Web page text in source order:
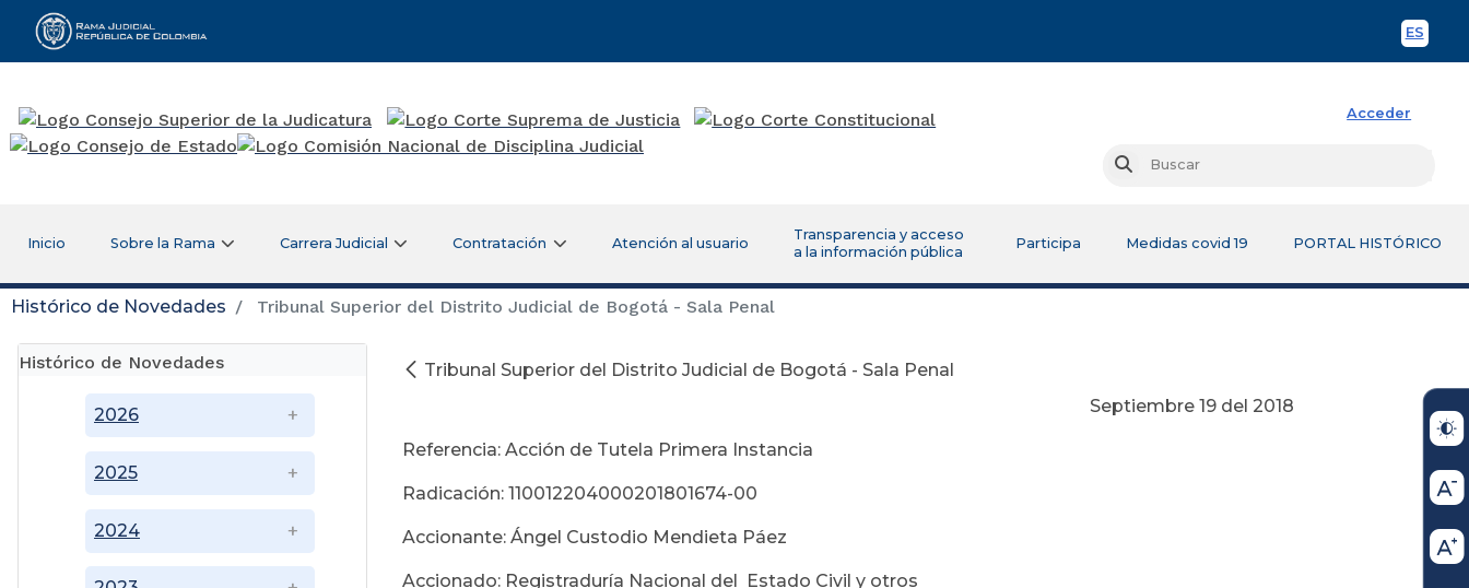
ES
Rama Judicial
Acceder
Buscar
Inicio Sobre la Rama Carrera Judicial Contratación Atención al usuario
Transparencia y acceso
a la información pública
Participa Medidas covid 19 PORTAL HISTÓRICO
Histórico de Novedades Tribunal Superior del Distrito Judicial de Bogotá - Sala Penal
Histórico de Novedades
2024
2025
2026
Tribunal Superior del Distrito Judicial de Bogotá - Sala Penal
Septiembre 19 del 2018
Referencia: Acción de Tutela Primera Instancia
Radicación: 110012204000201801674-00
Accionante: Ángel Custodio Mendieta Páez
Accionado: Registraduría Nacional del Estado Civil y otros